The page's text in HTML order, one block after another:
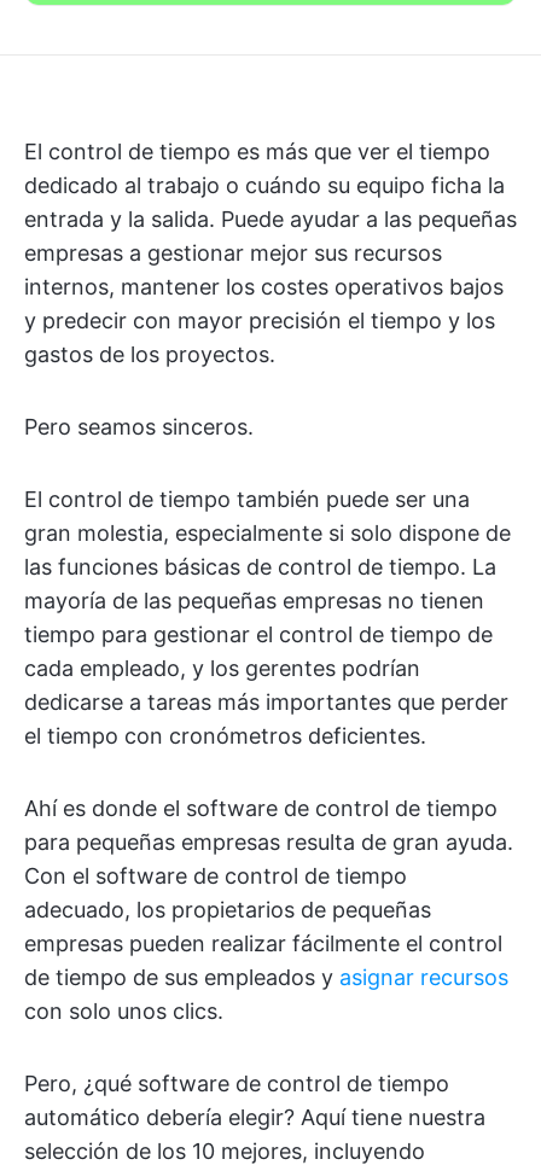
El control de tiempo es más que ver el tiempo
dedicado al trabajo o cuándo su equipo ficha la
entrada y la salida. Puede ayudar a las pequeñas
empresas a gestionar mejor sus recursos
internos, mantener los costes operativos bajos
y predecir con mayor precisión el tiempo y los
gastos de los proyectos.
Pero seamos sinceros.
El control de tiempo también puede ser una
gran molestia, especialmente si solo dispone de
las funciones básicas de control de tiempo. La
mayoría de las pequeñas empresas no tienen
tiempo para gestionar el control de tiempo de
cada empleado, y los gerentes podrían
dedicarse a tareas más importantes que perder
el tiempo con cronómetros deficientes.
Ahí es donde el software de control de tiempo
para pequeñas empresas resulta de gran ayuda.
Con el software de control de tiempo
adecuado, los propietarios de pequeñas
empresas pueden realizar fácilmente el control
de tiempo de sus empleados y asignar recursos
con solo unos clics.
Pero, ¿qué software de control de tiempo
automático debería elegir? Aquí tiene nuestra
selección de los 10 mejores, incluyendo